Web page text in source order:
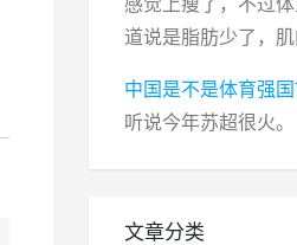
道说是脂肪少了，肌
中国是不是体育强国
听说今年苏超很火。
文章分类